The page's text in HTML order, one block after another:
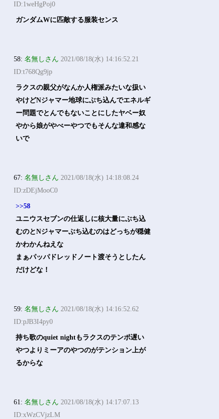
ID:1weHgPoj0
ガンダムWに匹敵する服装センス
58:名無しさん 2021/08/18(水) 14:16:52.21
ID:t768Qg9jp
ラクスの親父がなんか人権派みたいな扱い
やけどNジャマー地球にぶち込んでエネルギ
ー問題でとんでもないことにしたヤベー奴
やから娘がやべーやつでもそんな違和感な
いで
67:名無しさん 2021/08/18(水) 14:18:08.24
ID:zDEjMooC0
>>58
ユニウスセブンの仕返しに核大量にぶち込
むのとNジャマーぶち込むのはどっちが穏健
かわかんねえな
まぁパッパドレッドノート渡そうとしたん
だけどな！
59:名無しさん 2021/08/18(水) 14:16:52.62
ID:pJB3I4py0
持ち歌のquiet nightもラクスのテンポ遅い
やつよりミーアのやつのがテンション上が
るからな
61:名無しさん 2021/08/18(水) 14:17:07.13
ID:xWzCVjzLM